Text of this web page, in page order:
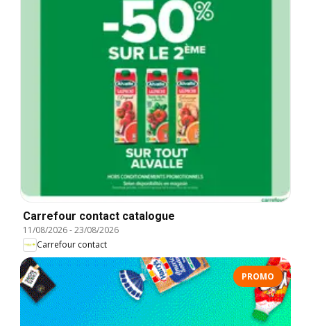
Carrefour contact catalogue
11/08/2026-23/08/2026
Carrefour contact
PROMO